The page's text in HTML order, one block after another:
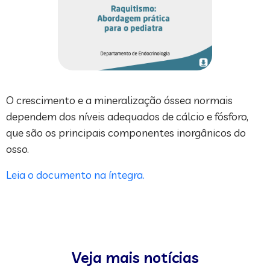
O crescimento e a mineralização óssea normais
dependem dos níveis adequados de cálcio e fósforo,
que são os principais componentes inorgânicos do
osso.
Leia o documento na íntegra.
Veja mais notícias